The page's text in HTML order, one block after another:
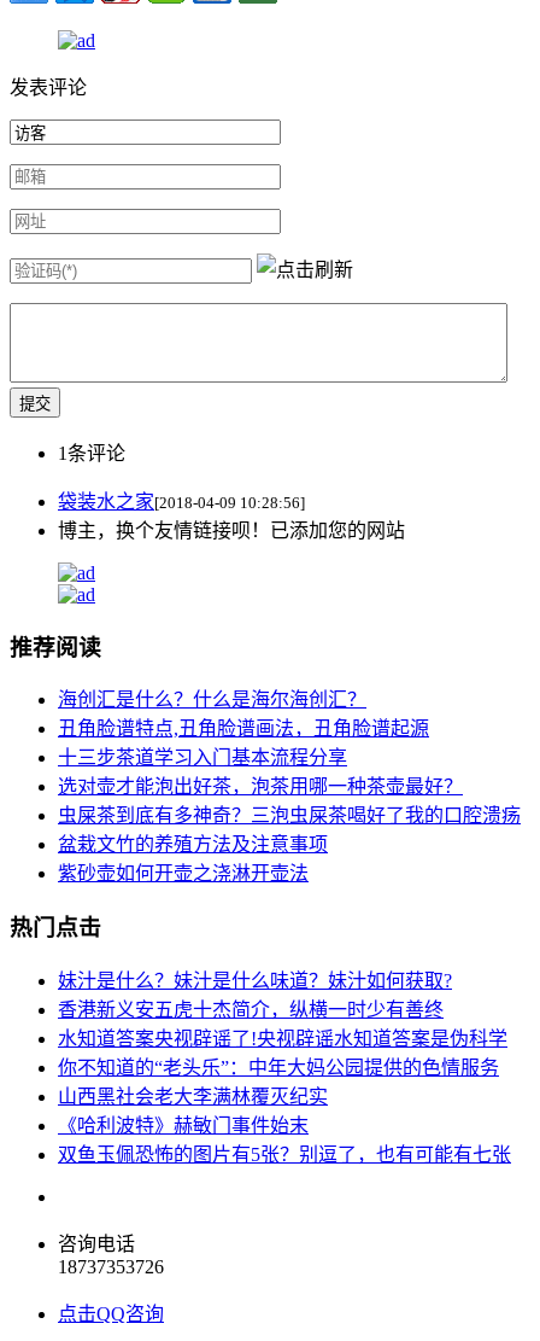
发表评论
1条评论
袋装水之家[2018-04-09 10:28:56]
博主，换个友情链接呗！已添加您的网站
推荐阅读
海创汇是什么？什么是海尔海创汇？
丑角脸谱特点,丑角脸谱画法，丑角脸谱起源
十三步茶道学习入门基本流程分享
选对壶才能泡出好茶，泡茶用哪一种茶壶最好？
虫屎茶到底有多神奇？三泡虫屎茶喝好了我的口腔溃疡
盆栽文竹的养殖方法及注意事项
紫砂壶如何开壶之浇淋开壶法
热门点击
妹汁是什么？妹汁是什么味道？妹汁如何获取?
香港新义安五虎十杰简介，纵横一时少有善终
水知道答案央视辟谣了!央视辟谣水知道答案是伪科学
你不知道的“老头乐”：中年大妈公园提供的色情服务
山西黑社会老大李满林覆灭纪实
《哈利波特》赫敏门事件始末
双鱼玉佩恐怖的图片有5张？别逗了，也有可能有七张
咨询电话
18737353726
点击QQ咨询